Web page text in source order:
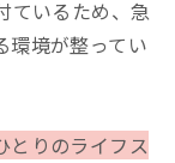
ているため、急
環境が整ってい
とりのライフス